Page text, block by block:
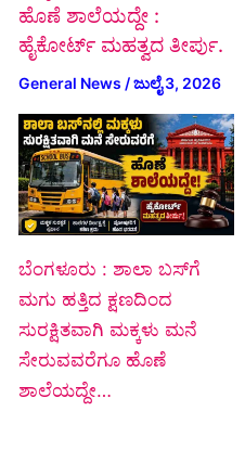
ಹೊಣೆ ಶಾಲೆಯದ್ದೇ :
ಹೈಕೋರ್ಟ್ ಮಹತ್ವದ ತೀರ್ಪು.
General News /ಜುಲೈ 3, 2026
ಬೆಂಗಳೂರು : ಶಾಲಾ ಬಸ್‌ಗೆ
ಮಗು ಹತ್ತಿದ ಕ್ಷಣದಿಂದ
ಸುರಕ್ಷಿತವಾಗಿ ಮಕ್ಕಳು ಮನೆ
ಸೇರುವವರೆಗೂ ಹೊಣೆ
ಶಾಲೆಯದ್ದೇ…